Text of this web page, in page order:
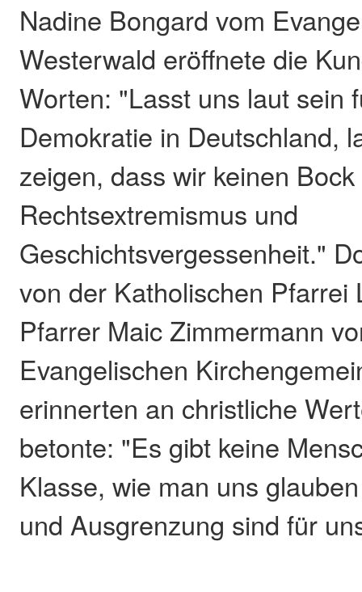
Nadine Bongard vom
Westerwald eröffnete die
Worten: "Lasst uns laut sein
Demokratie in Deutschland,
zeigen, dass wir keinen
Rechtsextremismus und
Geschichtsvergessenheit."
von der Katholischen Pfarrei
Pfarrer Maic Zimmermann
Evangelischen
erinnerten an christliche
betonte: "Es gibt keine
Klasse, wie man uns
und Ausgrenzung sind für